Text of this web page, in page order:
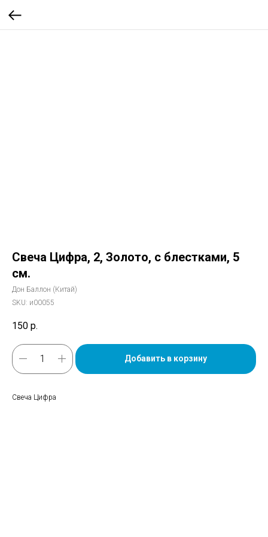
Свеча Цифра, 2, Золото, с блестками, 5
см.
Дон Баллон (Китай)
SKU: и00055
150 р.
Добавить в корзину
Свеча Цифра